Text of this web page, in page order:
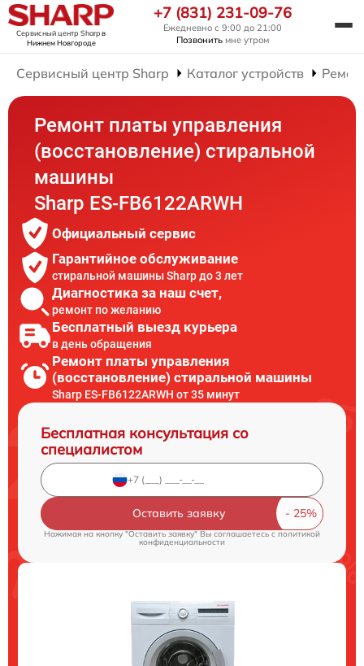
Сервисный центр Sharpв
Нижнем Новгороде
+7 (831) 231-09-76
Ежедневно с 9:00 до 21:00
Позвонить мне утром
Сервисный центр Sharp Каталог устройств
Ремонт платы управления
(восстановление) стиральной
машины
Sharp ES-FB6122ARWH
Официальный сервис
Гарантийное обслуживание
стиральной машины Sharp до 3 лет
Диагностика за наш счет,
ремонт по желанию
Бесплатный выезд курьера
в день обращения
Ремонт платы управления
(восстановление) стиральной машины
Sharp ES-FB6122ARWH от 35 минут
Бесплатная консультация со
специалистом
Оставить заявку
Нажимая на кнопку "Оставить заявку" Вы соглашаетесь cполитикой
конфиденциальности